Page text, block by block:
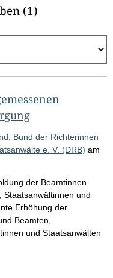
(1)
Bund der Richterinnen
e. V. (DRB) am
der Beamtinnen
Staatsanwältinnen und
Erhöhung der
Beamten,
und Staatsanwälten